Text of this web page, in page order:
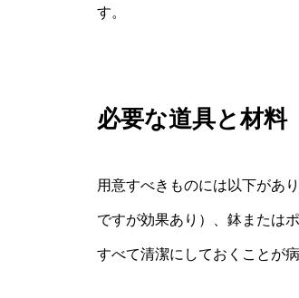
す。
必要な道具と材料
用意すべきものには以下があ
ですが効果あり）、鉢または
すべて清潔にしておくことが